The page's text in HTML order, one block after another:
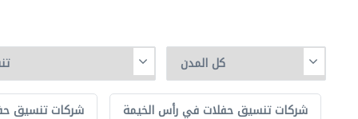
شركات تنسيق شركات تنسيق حفلات في رأس الخيمة